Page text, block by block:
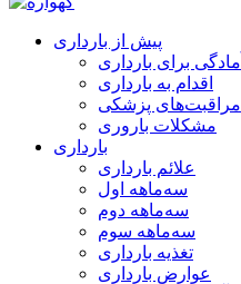
پیش از بارداری
آمادگی برای بارداری
اقدام به بارداری
مراقبت‌های پزشکی
مشکلات باروری
بارداری
علائم بارداری
سه‌ماهه اول
سه‌ماهه دوم
سه‌ماهه سوم
تغذیه بارداری
عوارض بارداری